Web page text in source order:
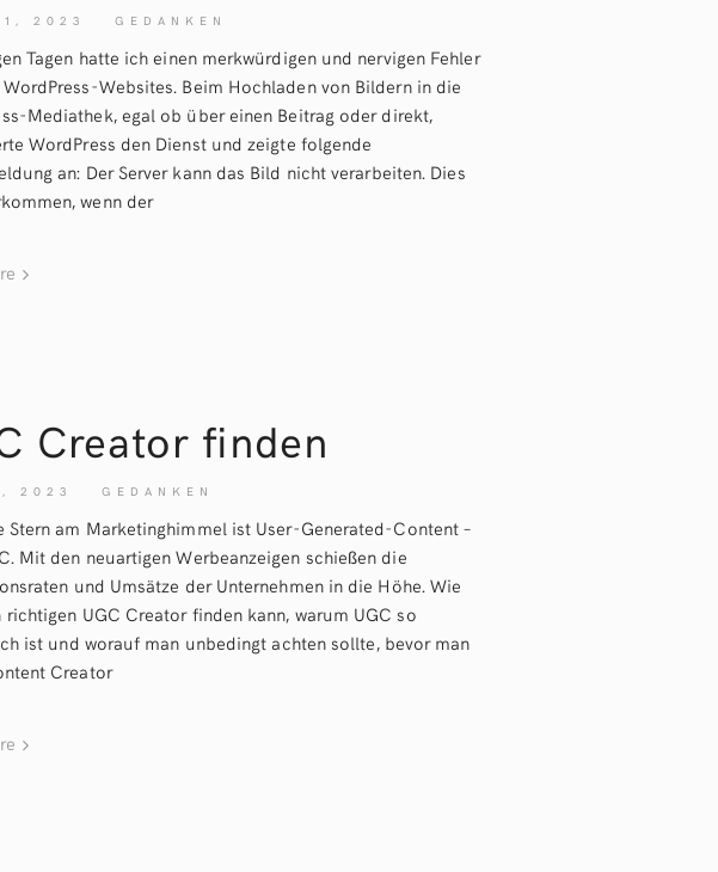
2023 GEDANKEN
Tagen hatte ich einen merkwürdigen und nervigen Fehler
Websites. Beim Hochladen von Bildern in die
Mediathek, egal ob über einen Beitrag oder direkt,
WordPress den Dienst und zeigte folgende
an: Der Server kann das Bild nicht verarbeiten. Dies
wenn der
Creator finden
2023 GEDANKEN
Stern am Marketinghimmel ist User-Generated-Content –
Mit den neuartigen Werbeanzeigen schießen die
und Umsätze der Unternehmen in die Höhe. Wie
richtigen UGC Creator finden kann, warum UGC so
ist und worauf man unbedingt achten sollte, bevor man
Creator